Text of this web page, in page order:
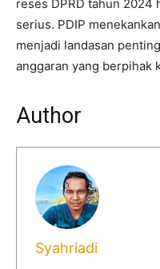
reses DPRD tahun 2024
serius. PDIP
menjadi landasan
anggaran yang berpihak
Author
Syahriadi